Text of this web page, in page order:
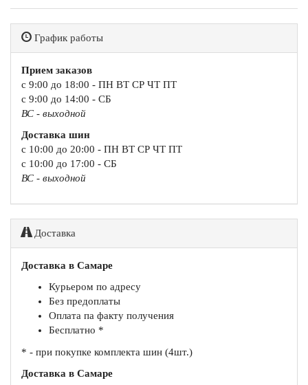
График работы
Прием заказов
с 9:00 до 18:00 - ПН ВТ СР ЧТ ПТ
с 9:00 до 14:00 - СБ
ВС - выходной
Доставка шин
с 10:00 до 20:00 - ПН ВТ СР ЧТ ПТ
с 10:00 до 17:00 - СБ
ВС - выходной
Доставка
Доставка в Самаре
Курьером по адресу
Без предоплаты
Оплата па факту получения
Бесплатно *
* - при покупке комплекта шин (4шт.)
Доставка в Самаре